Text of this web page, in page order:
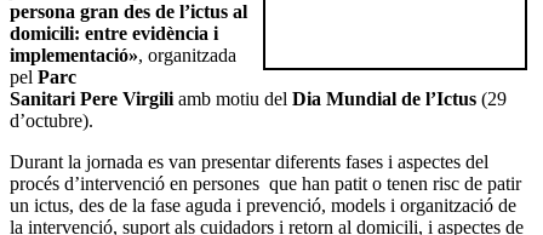
persona gran des de l’ictus al
domicili: entre evidència i
implementació», organitzada
pel Parc
Sanitari Pere Virgili amb motiu del Dia Mundial de l’Ictus (29
d’octubre).
Durant la jornada es van presentar diferents fases i aspectes del
procés d’intervenció en persones que han patit o tenen risc de patir
un ictus, des de la fase aguda i prevenció, models i organització de
la intervenció, suport als cuidadors i retorn al domicili, i aspectes de